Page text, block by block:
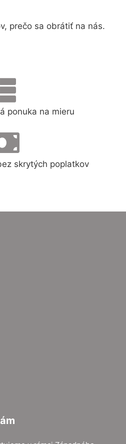
prečo sa obrátiť na nás.
ponuka na mieru
skrytých poplatkov